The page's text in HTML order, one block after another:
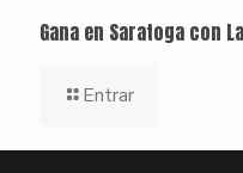
Gana en Saratoga con
Entrar